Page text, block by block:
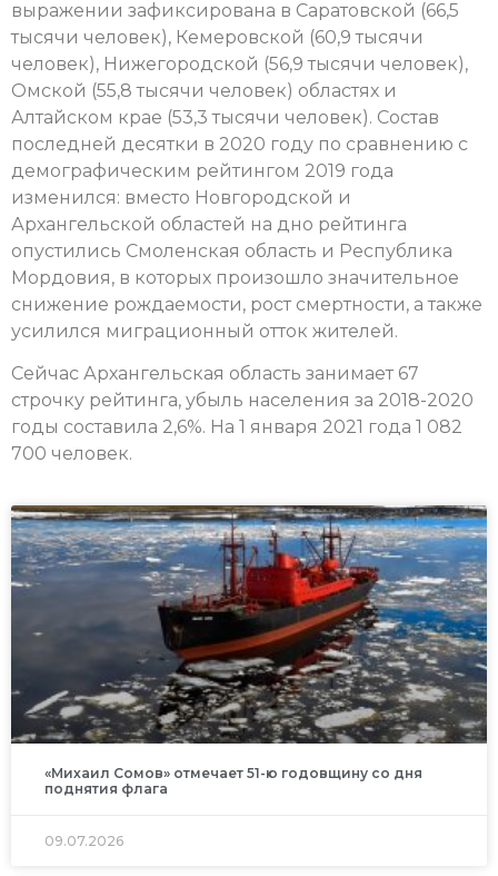
выражении зафиксирована в Саратовской (66,5
тысячи человек), Кемеровской (60,9 тысячи
человек), Нижегородской (56,9 тысячи человек),
Омской (55,8 тысячи человек) областях и
Алтайском крае (53,3 тысячи человек). Состав
последней десятки в 2020 году по сравнению с
демографическим рейтингом 2019 года
изменился: вместо Новгородской и
Архангельской областей на дно рейтинга
опустились Смоленская область и Республика
Мордовия, в которых произошло значительное
снижение рождаемости, рост смертности, а также
усилился миграционный отток жителей.
Сейчас Архангельская область занимает 67
строчку рейтинга, убыль населения за 2018-2020
годы составила 2,6%. На 1 января 2021 года 1 082
700 человек.
«Михаил Сомов» отмечает 51-ю годовщину со дня
поднятия флага
09.07.2026